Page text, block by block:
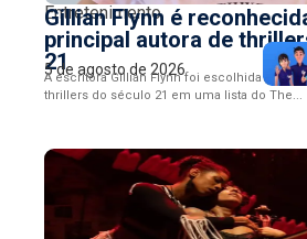
Entretenimento
Gillian Flynn é
principal autora de
21
5 de agosto de 2026
A escritora Gillian Flynn foi escolhida como
thrillers do século 21 em uma lista do The...